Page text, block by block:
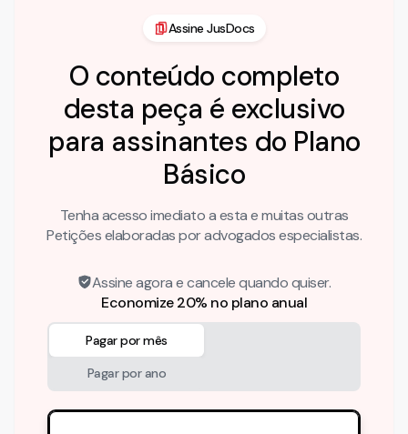
Assine JusDocs
O conteúdo completo
desta peça é exclusivo
para assinantes do Plano
Básico
Tenha acesso imediato a esta e muitas outras
Petições elaboradas por advogados especialistas.
Assine agora e cancele quando quiser.
Economize 20% no plano anual
Pagar por mês
Pagar por ano